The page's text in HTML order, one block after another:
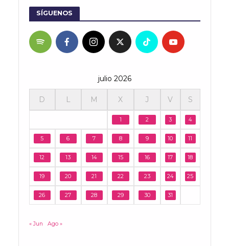
SÍGUENOS
julio 2026
D L M X J V S
1 2 3 4
5 6 7 8 9 10 11
12 13 14 15 16 17 18
19 20 21 22 23 24 25
26 27 28 29 30 31
« Jun Ago »